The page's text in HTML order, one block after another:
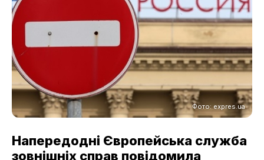
Фото: expres.ua
Напередодні Європейська служба
зовнішніх справ повідомила